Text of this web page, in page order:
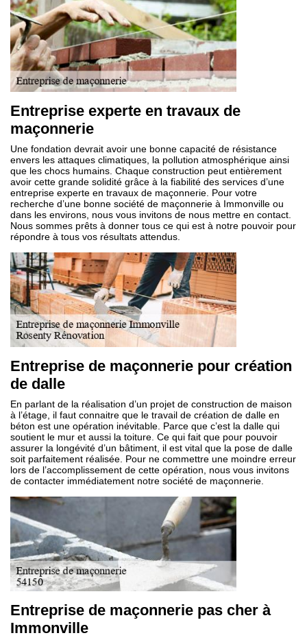
Entreprise experte en travaux de
maçonnerie
Une fondation devrait avoir une bonne capacité de résistance
envers les attaques climatiques, la pollution atmosphérique ainsi
que les chocs humains. Chaque construction peut entièrement
avoir cette grande solidité grâce à la fiabilité des services d’une
entreprise experte en travaux de maçonnerie. Pour votre
recherche d’une bonne société de maçonnerie à Immonville ou
dans les environs, nous vous invitons de nous mettre en contact.
Nous sommes prêts à donner tous ce qui est à notre pouvoir pour
répondre à tous vos résultats attendus.
Entreprise de maçonnerie pour création
de dalle
En parlant de la réalisation d’un projet de construction de maison
à l’étage, il faut connaitre que le travail de création de dalle en
béton est une opération inévitable. Parce que c’est la dalle qui
soutient le mur et aussi la toiture. Ce qui fait que pour pouvoir
assurer la longévité d’un bâtiment, il est vital que la pose de dalle
soit parfaitement réalisée. Pour ne commettre une moindre erreur
lors de l’accomplissement de cette opération, nous vous invitons
de contacter immédiatement notre société de maçonnerie.
Entreprise de maçonnerie pas cher à
Immonville